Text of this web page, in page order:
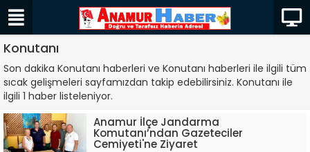
Konutanı
Son dakika Konutanı haberleri ve Konutanı haberleri ile ilgili tüm
sıcak gelişmeleri sayfamızdan takip edebilirsiniz. Konutanı ile
ilgili 1 haber listeleniyor.
Anamur İlçe Jandarma
Komutanı’ndan Gazeteciler
Cemiyeti'ne Ziyaret